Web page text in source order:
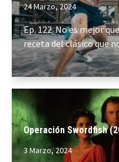
24 Marzo, 2024
Ep. 122. No es mejor
receta del clásico que
Operación Swordfish
3 Marzo, 2024